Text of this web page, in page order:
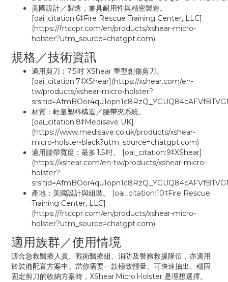
美國設計／製造，兼具耐用性與精密製造。
[oai_citation:6‡Fire Rescue Training Center, LLC]
(https://frtccpr.com/en/products/xshear-micro-
holster?utm_source=chatgpt.com)
規格／技術資訊
適用剪刀：7.5 吋 XShear 重型創傷剪刀。
[oai_citation:7‡XShear](https://xshear.com/en-
tw/products/xshear-micro-holster?
材質：輕量塑料構造／腰帶夾系統。
[oai_citation:8‡Medisave UK]
(https://www.medisave.co.uk/products/xshear-
micro-holster-black?utm_source=chatgpt.com)
適用腰帶寬度：最多 1.5 吋。 [oai_citation:9‡XShear]
(https://xshear.com/en-tw/products/xshear-micro-
holster?
產地：美國設計與組裝。 [oai_citation:10‡Fire Rescue
Training Center, LLC]
(https://frtccpr.com/en/products/xshear-micro-
holster?utm_source=chatgpt.com)
適用族群／使用情境
適合急救醫療人員、戰術醫療組、消防及警務救援隊伍，亦適用
於裝備配置方案中。當你需要一款極致輕量、可快速抽出、穩固
固定剪刀的收納方案時，XShear Micro Holster 是理想選擇。